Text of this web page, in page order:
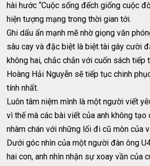
hài hước “Cuộc sống đếch giống cuộc
hiện tượng mạng trong thời gian tới.
Ghi dấu ấn mạnh mẽ nhờ giọng văn
sâu cay và đặc biệt là biệt tài gây cười
không hai, chắc chắn với cuốn sách tiếp
Hoàng Hải Nguyễn sẽ tiếp tục chinh
tính nhất.
Luôn tâm niệm mình là một người viết
vì thế mà các bài viết của anh không
nhàm chán với những lối đi cũ mòn của
Dưới góc nhìn của một người đàn ông
hai con, anh nhìn nhận sự xoay vần của